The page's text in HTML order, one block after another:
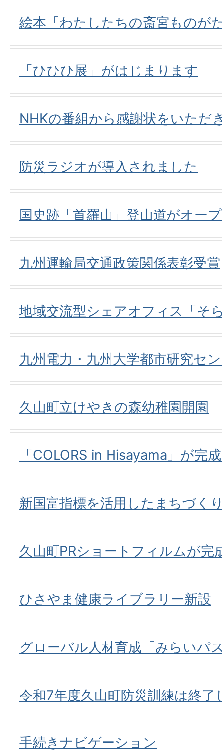
絵本「わたしたちの斎宮ものが
「ひひひ展」がはじまります
NHKの番組から感謝状をいただ
防災ラジオが導入されました
国史跡「首羅山」登山道がオー
九州運輸局交通政策関係表彰受賞
地域交流型シェアオフィス「そ
九州電力・九州大学都市研究セ
久山町立けやきの森幼稚園開園
「COLORS in Hisayama」が完
新国富指標を活用したまちづく
久山町PRショートフィルムが完
ひさやま健康ライブラリー新設
グローバル人材育成「みらいパ
令和7年度久山町防災訓練は終了
手続きナビゲーション